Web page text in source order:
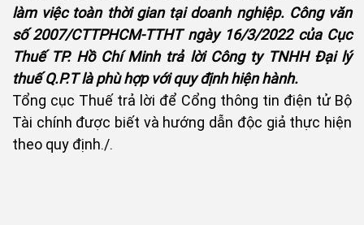
làm việc toàn thời gian tại doanh nghiệp. Công văn
số 2007/CTTPHCM-TTHT ngày 16/3/2022 của Cục
Thuế TP. Hồ Chí Minh trả lời Công ty TNHH Đại lý
thuế Q.P.T là phù hợp với quy định hiện hành.
Tổng cục Thuế trả lời để Cổng thông tin điện tử Bộ
Tài chính được biết và hướng dẫn độc giả thực hiện
theo quy định./.